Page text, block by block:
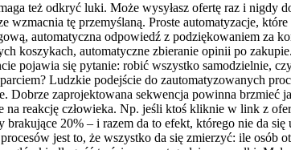
też odkryć luki. Może wysyłasz ofertę raz i nigdy
wzmacnia tę przemyślaną. Proste automatyzacje,
automatyczna odpowiedź z podziękowaniem za
koszykach, automatyczne zbieranie opinii po
pojawia się pytanie: robić wszystko samodzielnie,
Ludzkie podejście do zautomatyzowanych
Dobrze zaprojektowana sekwencja powinna
reakcję człowieka. Np. jeśli ktoś kliknie w link z
20% – i razem da to efekt, którego nie da
jest to, że wszystko da się zmierzyć: ile osób